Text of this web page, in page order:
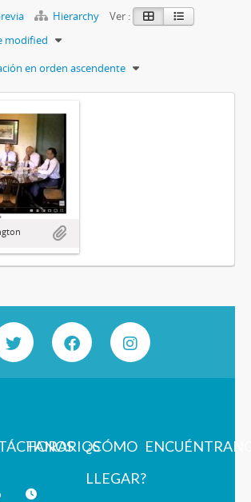
Hierarchy
Ver :
modified
en orden ascendente
HORARIOS¿CÓMO
LLEGAR?